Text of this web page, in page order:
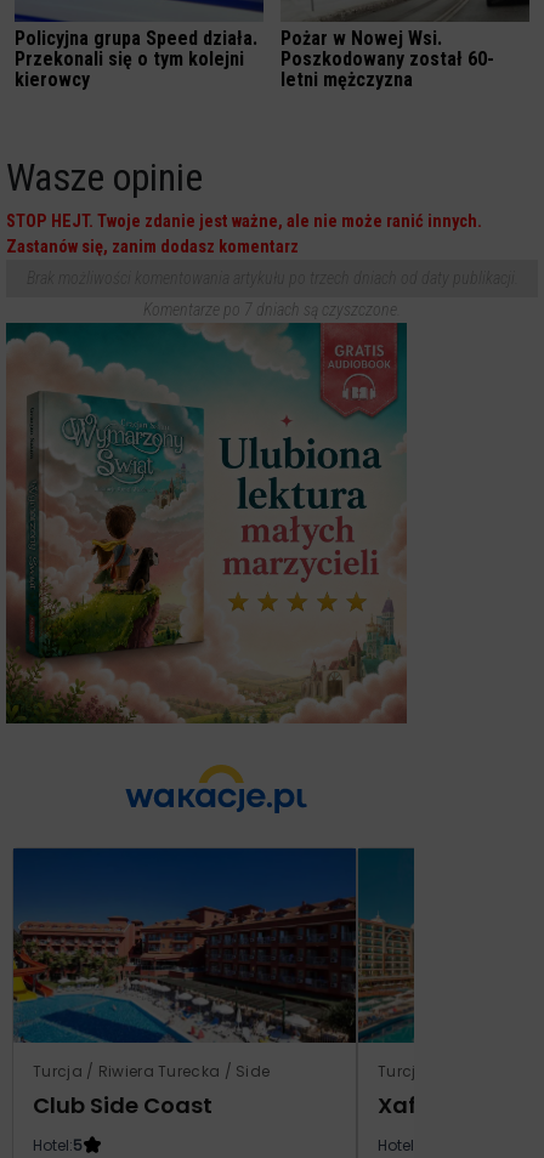
Policyjna grupa Speed działa.
Przekonali się o tym kolejni
kierowcy
Pożar w Nowej Wsi.
Poszkodowany został 60-
letni mężczyzna
Wasze opinie
STOP HEJT. Twoje zdanie jest ważne, ale nie może ranić innych.
Zastanów się, zanim dodasz komentarz
Komentarze po 7 dniach są czyszczone.
Turcja / Riwiera Turecka / Side
Club Side Coast
Hotel:5
Turcja / Riwiera
Xafira Deluxe
Hotel: